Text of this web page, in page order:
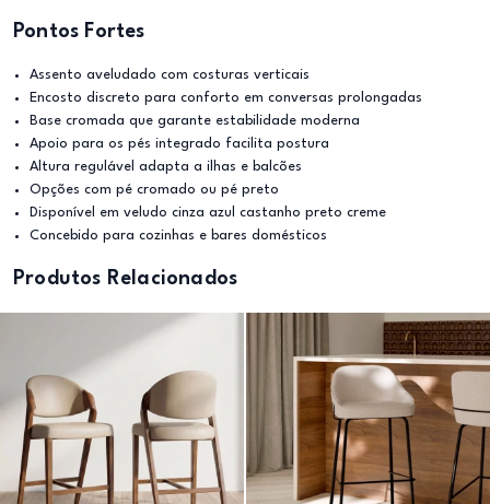
Pontos Fortes
Assento aveludado com costuras verticais
Encosto discreto para conforto em conversas prolongadas
Base cromada que garante estabilidade moderna
Apoio para os pés integrado facilita postura
Altura regulável adapta a ilhas e balcões
Opções com pé cromado ou pé preto
Disponível em veludo cinza azul castanho preto creme
Concebido para cozinhas e bares domésticos
Produtos Relacionados